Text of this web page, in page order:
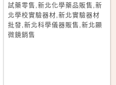
試藥零售,新北化學藥品販售,新
北學校實驗器材,新北實驗器材
批發,新北科學儀器販售,新北顯
微鏡銷售